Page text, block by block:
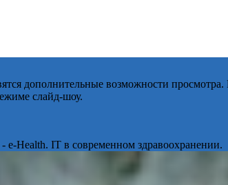
дополнительные возможности
слайд-шоу.
e-Health. IT в современном здравоохранении.